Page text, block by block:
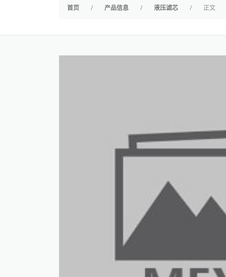
首页 / 产品信息 / 液压滤芯 / 正文